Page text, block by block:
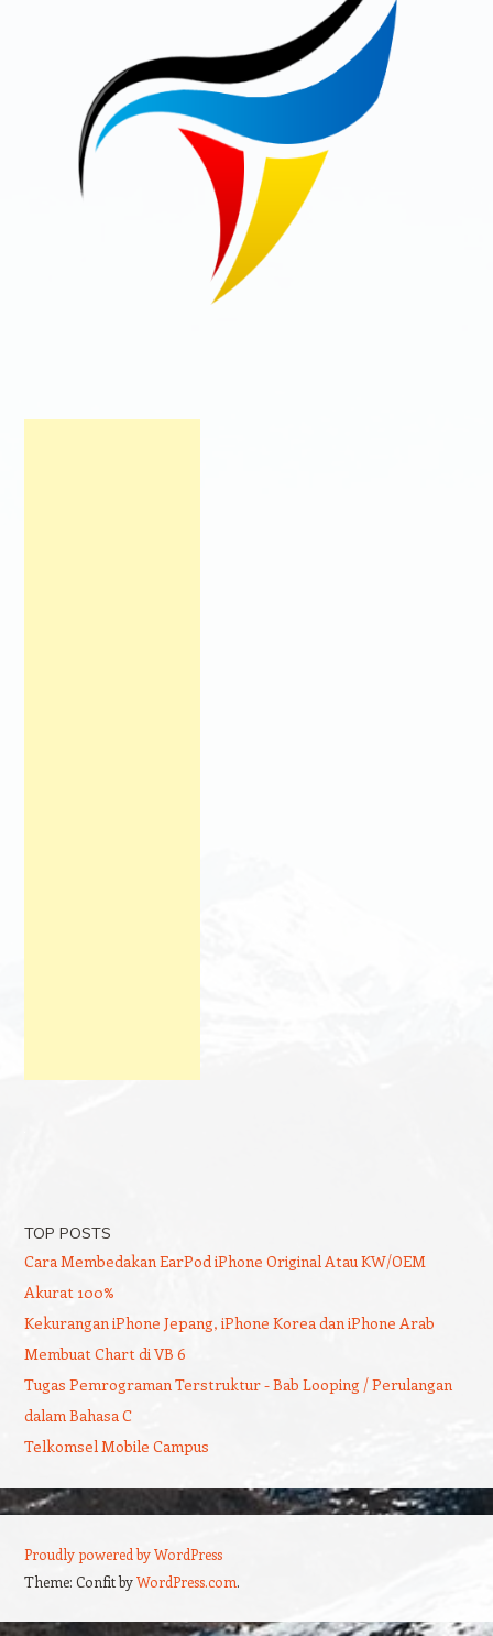
TOP POSTS
Cara Membedakan EarPod iPhone Original Atau KW/OEM
Akurat 100%
Kekurangan iPhone Jepang, iPhone Korea dan iPhone Arab
Membuat Chart di VB 6
Tugas Pemrograman Terstruktur - Bab Looping / Perulangan
dalam Bahasa C
Telkomsel Mobile Campus
Proudly powered by WordPress
Theme: Confit byWordPress.com.